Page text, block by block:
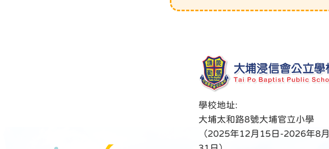
學校地址:
大埔太和路8號大埔官立小學
（2025年12月15日-2026年8月